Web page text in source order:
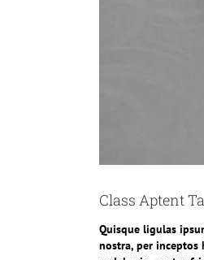
Class Aptent
Quisque ligulas
nostra, per inceptos